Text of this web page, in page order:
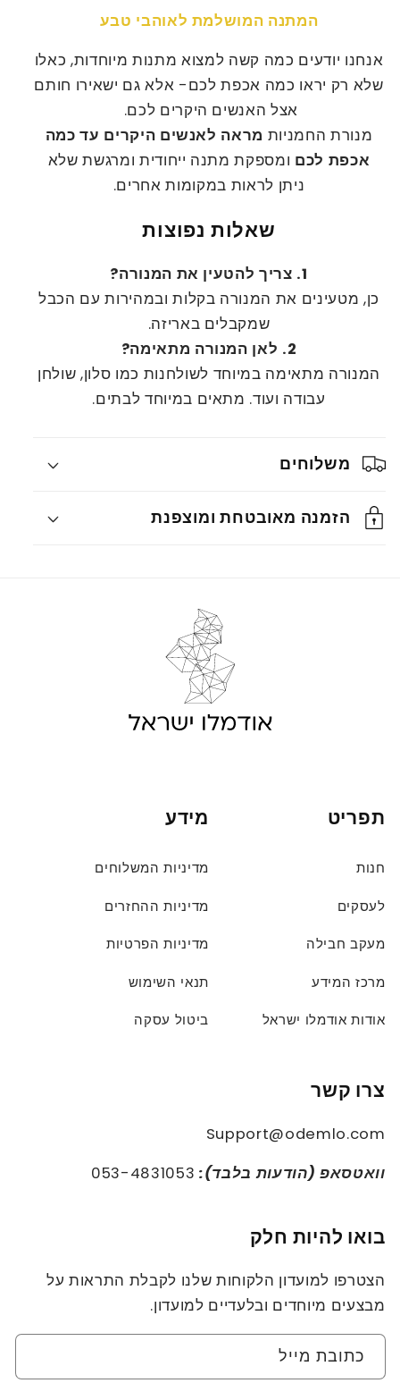
המתנה המושלמת לאוהבי טבע
אנחנו יודעים כמה קשה למצוא מתנות מיוחדות, כאלו
שלא רק יראו כמה אכפת לכם- אלא גם ישאירו חותם
אצל האנשים היקרים לכם.
מנורת החמניות מראה לאנשים היקרים עד כמה
אכפת לכם ומספקת מתנה ייחודית ומרגשת שלא
ניתן לראות במקומות אחרים.
שאלות נפוצות
1. צריך להטעין את המנורה?
כן, מטעינים את המנורה בקלות ובמהירות עם הכבל
שמקבלים באריזה.
2. לאן המנורה מתאימה?
המנורה מתאימה במיוחד לשולחנות כמו סלון, שולחן
עבודה ועוד. מתאים במיוחד לבתים.
משלוחים
הזמנה מאובטחת ומוצפנת
תפריט
חנות
לעסקים
מעקב חבילה
מרכז המידע
אודות אודמלו ישראל
מידע
מדיניות המשלוחים
מדיניות ההחזרים
מדיניות הפרטיות
תנאי השימוש
ביטול עסקה
צרו קשר
Support@odemlo.com
וואטסאפ (הודעות בלבד):
בואו להיות חלק
הצטרפו למועדון הלקוחות שלנו לקבלת התראות על
מבצעים מיוחדים ובלעדיים למועדון.
כתובת מייל